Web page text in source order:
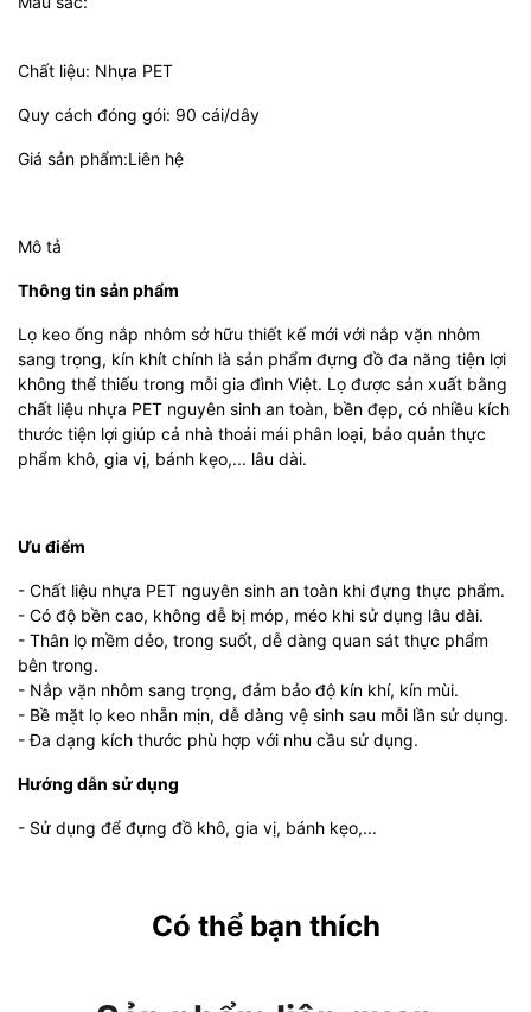
Chất liệu: Nhựa PET
Quy cách đóng gói: 90 cái/dây
Giá sản phẩm:Liên hệ
Mô tả
Thông tin sản phẩm
Lọ keo ống nắp nhôm sở hữu thiết kế mới với nắp vặn nhôm
sang trọng, kín khít chính là sản phẩm đựng đồ đa năng tiện lợi
không thể thiếu trong mỗi gia đình Việt. Lọ được sản xuất bằng
chất liệu nhựa PET nguyên sinh an toàn, bền đẹp, có nhiều kích
thước tiện lợi giúp cả nhà thoải mái phân loại, bảo quản thực
phẩm khô, gia vị, bánh kẹo,... lâu dài.
Ưu điểm
- Chất liệu nhựa PET nguyên sinh an toàn khi đựng thực phẩm.
- Có độ bền cao, không dễ bị móp, méo khi sử dụng lâu dài.
- Thân lọ mềm dẻo, trong suốt, dễ dàng quan sát thực phẩm
bên trong.
- Nắp vặn nhôm sang trọng, đảm bảo độ kín khí, kín mùi.
- Bề mặt lọ keo nhẵn mịn, dễ dàng vệ sinh sau mỗi lần sử dụng.
- Đa dạng kích thước phù hợp với nhu cầu sử dụng.
Hướng dẫn sử dụng
- Sử dụng để đựng đồ khô, gia vị, bánh kẹo,...
Có thể bạn thích